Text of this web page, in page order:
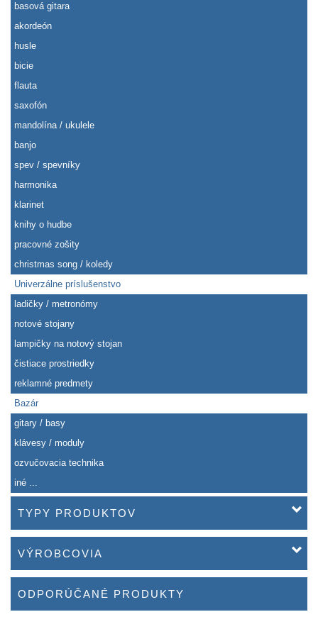
basová gitara
akordeón
husle
bicie
flauta
saxofón
mandolína / ukulele
banjo
spev / spevníky
harmonika
klarinet
knihy o hudbe
pracovné zošity
christmas song / koledy
Univerzálne príslušenstvo
ladičky / metronómy
notové stojany
lampičky na notový stojan
čistiace prostriedky
reklamné predmety
Bazár
gitary / basy
klávesy / moduly
ozvučovacia technika
iné ...
TYPY PRODUKTOV
VÝROBCOVIA
ODPORÚČANÉ PRODUKTY